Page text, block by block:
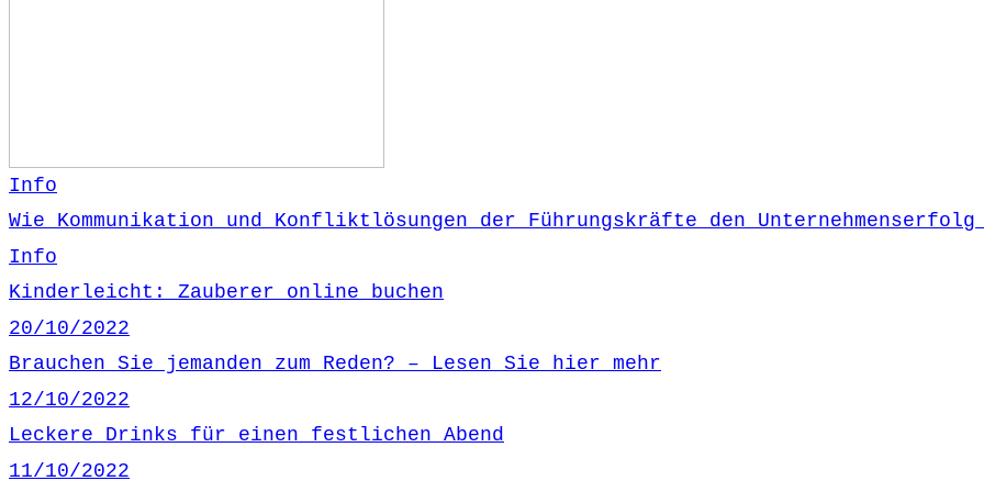
Info
Wie Kommunikation und Konfliktlösungen der Führungskräfte den
Info
Kinderleicht: Zauberer online buchen
20/10/2022
Brauchen Sie jemanden zum Reden? – Lesen Sie hier mehr
12/10/2022
Leckere Drinks für einen festlichen Abend
11/10/2022